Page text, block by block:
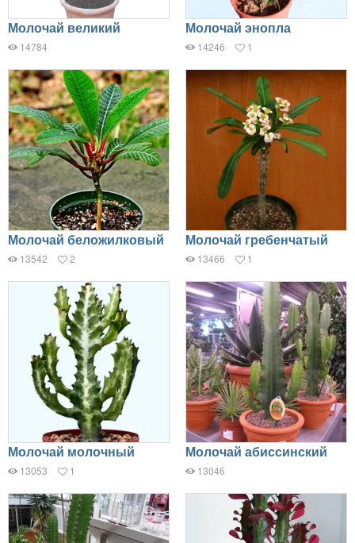
Молочай великий
14784
Молочай энопла
14246 1
Молочай беложилковый
13542 2
Молочай гребенчатый
13466 1
Молочай молочный
13053 1
Молочай абиссинский
13046